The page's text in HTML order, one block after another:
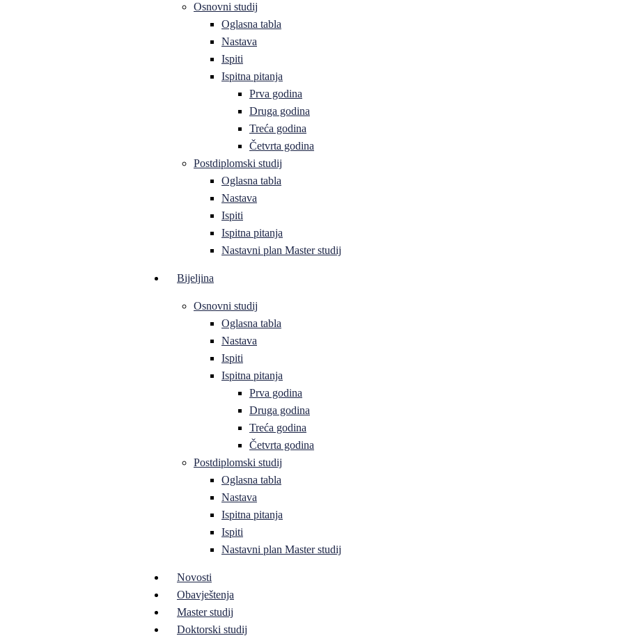
Osnovni studij
Oglasna tabla
Nastava
Ispiti
Ispitna pitanja
Prva godina
Druga godina
Treća godina
Četvrta godina
Postdiplomski studij
Oglasna tabla
Nastava
Ispiti
Ispitna pitanja
Nastavni plan Master studij
Bijeljina
Osnovni studij
Oglasna tabla
Nastava
Ispiti
Ispitna pitanja
Prva godina
Druga godina
Treća godina
Četvrta godina
Postdiplomski studij
Oglasna tabla
Nastava
Ispitna pitanja
Ispiti
Nastavni plan Master studij
Novosti
Obavještenja
Master studij
Doktorski studij